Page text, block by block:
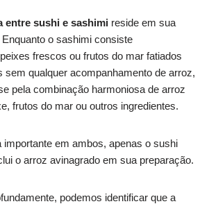
entre sushi e sashimi reside em sua
o sashimi consiste
frescos ou frutos do mar fatiados
sem qualquer acompanhamento de arroz,
pela combinação harmoniosa de arroz
frutos do mar ou outros ingredientes.
importante em ambos, apenas o sushi
o arroz avinagrado em sua preparação.
podemos identificar que a